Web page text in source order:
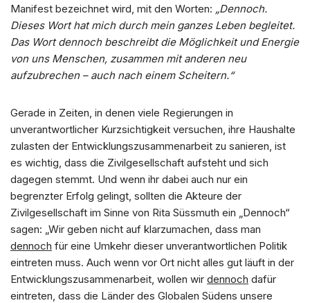
Manifest bezeichnet wird, mit den Worten: „Dennoch.
Dieses Wort hat mich durch mein ganzes Leben begleitet.
Das Wort dennoch beschreibt die Möglichkeit und Energie
von uns Menschen, zusammen mit anderen neu
aufzubrechen – auch nach einem Scheitern.“
Gerade in Zeiten, in denen viele Regierungen in
unverantwortlicher Kurzsichtigkeit versuchen, ihre Haushalte
zulasten der Entwicklungszusammenarbeit zu sanieren, ist
es wichtig, dass die Zivilgesellschaft aufsteht und sich
dagegen stemmt. Und wenn ihr dabei auch nur ein
begrenzter Erfolg gelingt, sollten die Akteure der
Zivilgesellschaft im Sinne von Rita Süssmuth ein „Dennoch“
sagen: „Wir geben nicht auf klarzumachen, dass man
dennoch für eine Umkehr dieser unverantwortlichen Politik
eintreten muss. Auch wenn vor Ort nicht alles gut läuft in der
Entwicklungszusammenarbeit, wollen wir dennoch dafür
eintreten, dass die Länder des Globalen Südens unsere